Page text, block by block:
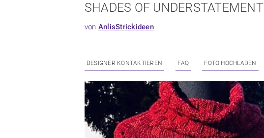
SHADES OF UNDERSTATEMENT
von AnlisStrickideen
DESIGNER KONTAKTIEREN FAQ FOTO HOCHLADEN